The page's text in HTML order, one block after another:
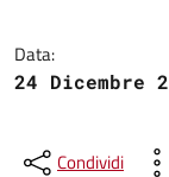
Data:
24 Dicembre
Condividi